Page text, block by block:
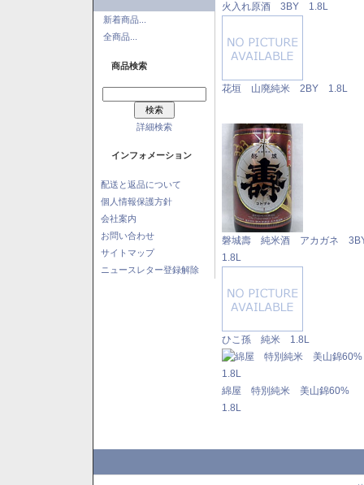
新着商品...
全商品...
商品検索
詳細検索
インフォメーション
配送と返品について
個人情報保護方針
会社案内
お問い合わせ
サイトマップ
ニュースレター登録解除
火入れ原酒 3BY 1.8L
花垣 山廃純米 2BY 1.8L
磐城壽 純米酒 アカガネ
1.8L
ひこ孫 純米 1.8L
綿屋 特別純米 美山錦60%
1.8L